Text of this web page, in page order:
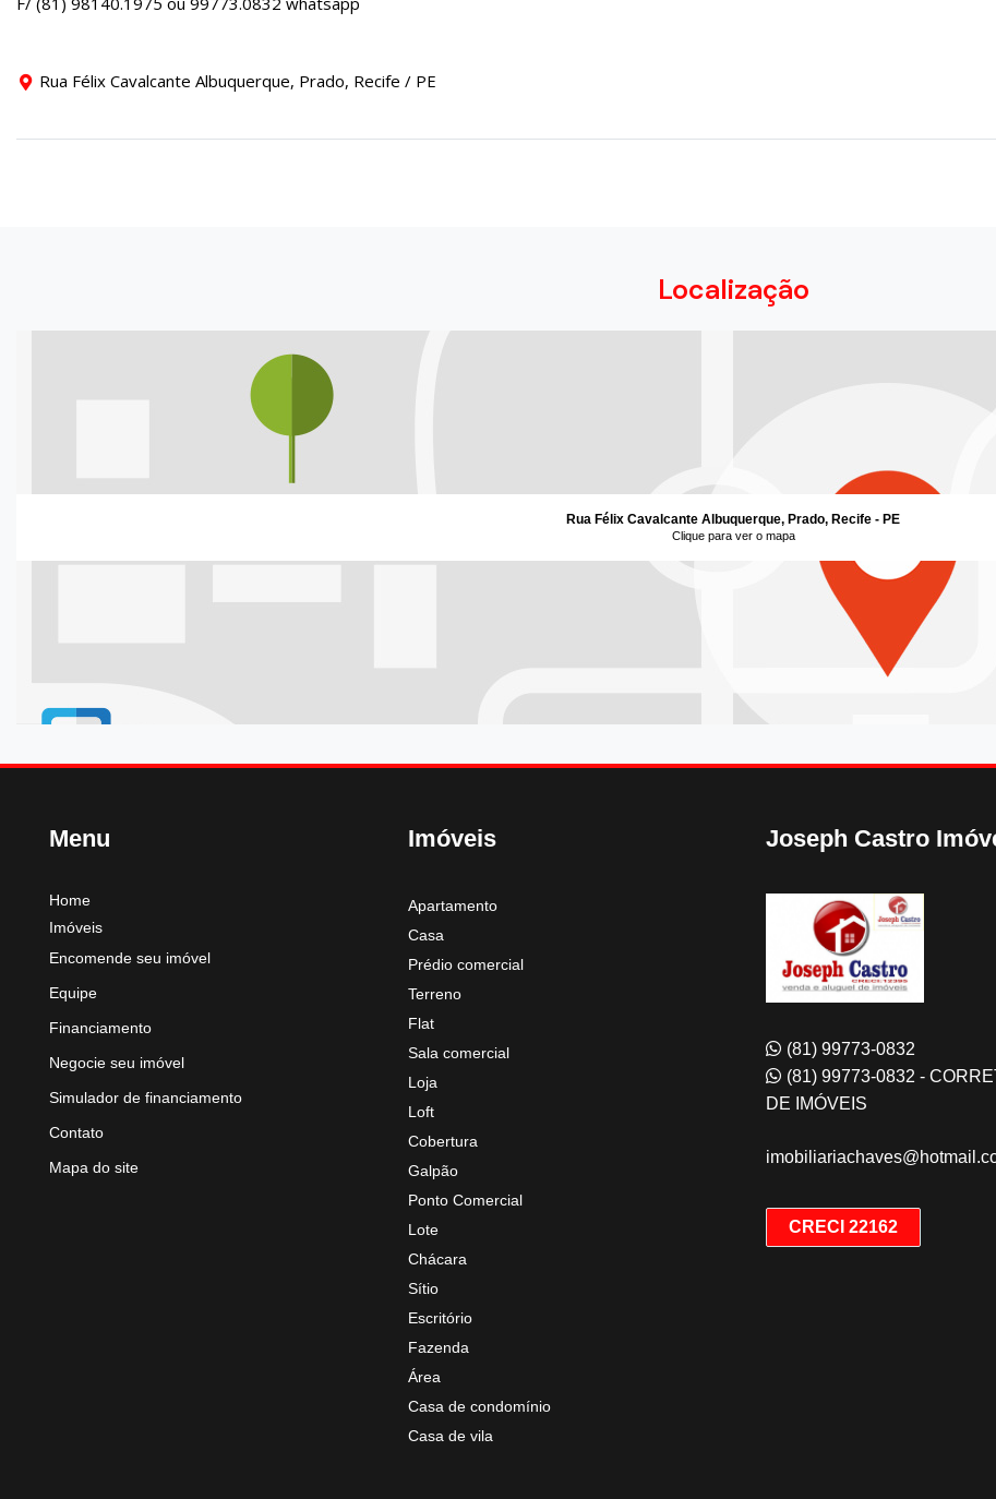
Rua Félix Cavalcante Albuquerque, Prado, Recife / PE
Localização
Rua Félix Cavalcante Albuquerque, Prado, Recife - PE
Clique para ver o mapa
Menu
Home
Imóveis
Encomende seu imóvel
Equipe
Financiamento
Negocie seu imóvel
Simulador de financiamento
Contato
Mapa do site
Imóveis
Apartamento
Casa
Prédio comercial
Terreno
Flat
Sala comercial
Loja
Loft
Cobertura
Galpão
Ponto Comercial
Lote
Chácara
Sítio
Escritório
Fazenda
Área
Casa de condomínio
Casa de vila
Joseph Castro
(81) 99773-0832
(81) 99773-0832 -
DE IMÓVEIS
CRECI 22162